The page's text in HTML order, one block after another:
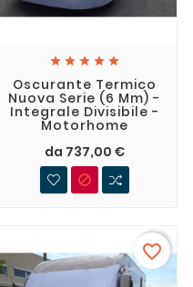
    
Oscurante Termico
Nuova Serie (6 Mm) -
Integrale Divisibile -
Motorhome
da 737,00 €

favorite_border